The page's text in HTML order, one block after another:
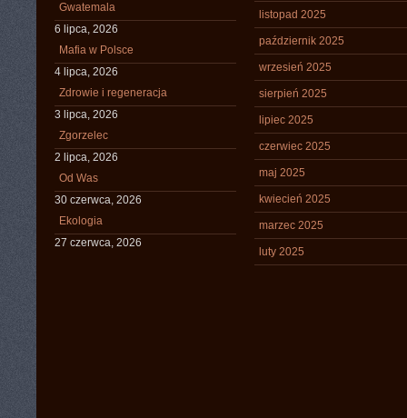
Gwatemala
6 lipca, 2026
Mafia w Polsce
4 lipca, 2026
Zdrowie i regeneracja
3 lipca, 2026
Zgorzelec
2 lipca, 2026
Od Was
30 czerwca, 2026
Ekologia
27 czerwca, 2026
listopad 2025
październik 2025
wrzesień 2025
sierpień 2025
lipiec 2025
czerwiec 2025
maj 2025
kwiecień 2025
marzec 2025
luty 2025